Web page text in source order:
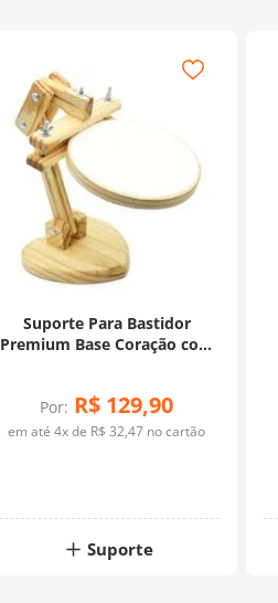
Suporte Para Bastidor
Premium Base Coração com
Por: R$ 129,90
em até4x de R$ 32,47 no cartão
Suporte